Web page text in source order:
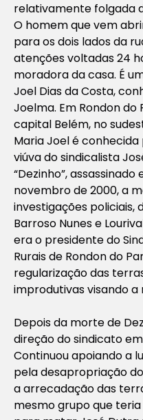
relativamente folgada
O homem que vem
para os dois lados da
atenções voltadas 24
moradora da casa. É
Joel Dias da Costa,
Joelma. Em Rondon
capital Belém, no
Maria Joel é conhecida
viúva do sindicalista
“Dezinho”,
novembro de 2000, a
investigações policiais,
Barroso Nunes e
era o presidente do
Rurais de Rondon do
regularização das
improdutivas visando
Depois da morte de
direção do sindicato
Continuou apoiando a
pela desapropriação
a arrecadação das
mesmo grupo que